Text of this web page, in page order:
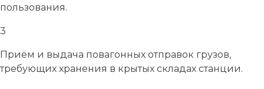
пользования.
3
Приём и выдача повагонных отправок грузов,
требующих хранения в крытых складах станции.